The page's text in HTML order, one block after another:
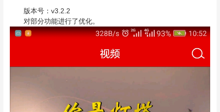
版本号：v3.2.2
对部分功能进行了优化。